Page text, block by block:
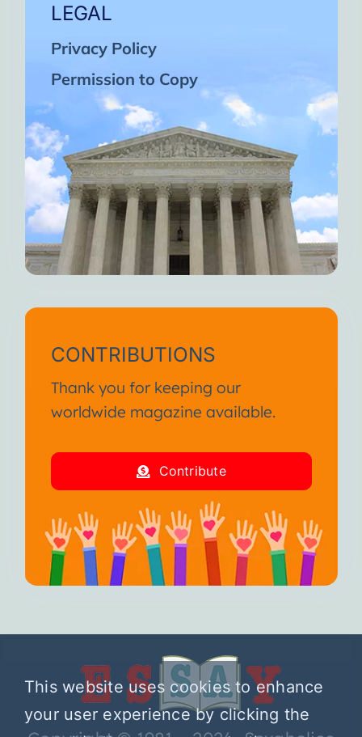
LEGAL
Privacy Policy
Permission to Copy
CONTRIBUTIONS
Thank you for keeping our
worldwide magazine available.
Contribute
This website uses cookies to enhance
your user experience by clicking the